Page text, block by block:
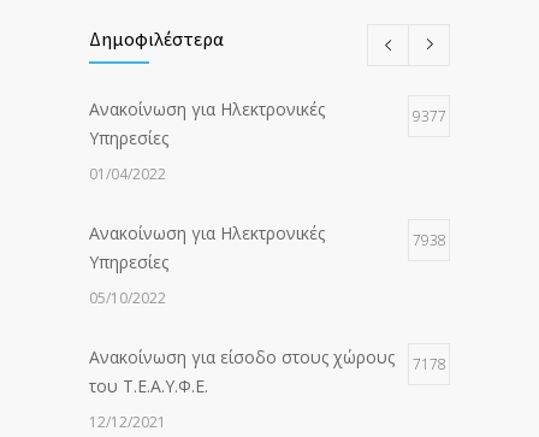
Δημοφιλέστερα
Ανακοίνωση για Ηλεκτρονικές
Υπηρεσίες
9377
01/04/2022
Ανακοίνωση για Ηλεκτρονικές
Υπηρεσίες
7938
05/10/2022
Ανακοίνωση για είσοδο στους χώρους
του Τ.Ε.Α.Υ.Φ.Ε.
7178
12/12/2021